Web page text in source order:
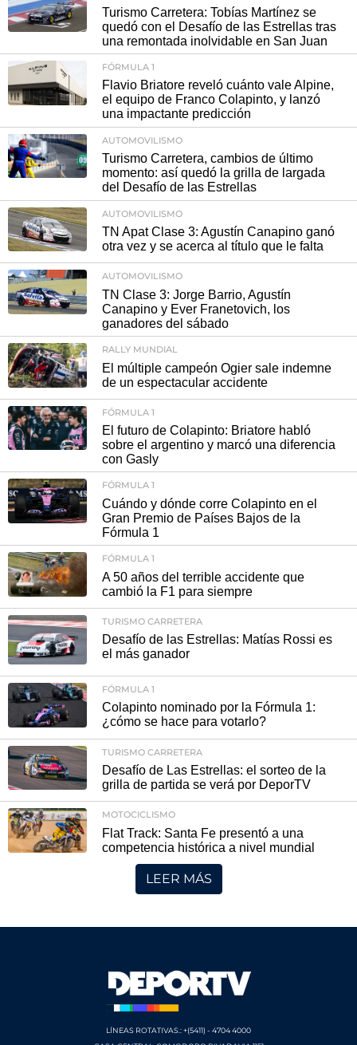
Turismo Carretera: Tobías Martínez se
quedó con el Desafío de las Estrellas tras
una remontada inolvidable en San Juan
FÓRMULA 1
Flavio Briatore reveló cuánto vale Alpine,
el equipo de Franco Colapinto, y lanzó
una impactante predicción
AUTOMOVILISMO
Turismo Carretera, cambios de último
momento: así quedó la grilla de largada
del Desafío de las Estrellas
AUTOMOVILISMO
TN Apat Clase 3: Agustín Canapino ganó
otra vez y se acerca al título que le falta
AUTOMOVILISMO
TN Clase 3: Jorge Barrio, Agustín
Canapino y Ever Franetovich, los
ganadores del sábado
RALLY MUNDIAL
El múltiple campeón Ogier sale indemne
de un espectacular accidente
FÓRMULA 1
El futuro de Colapinto: Briatore habló
sobre el argentino y marcó una diferencia
con Gasly
FÓRMULA 1
Cuándo y dónde corre Colapinto en el
Gran Premio de Países Bajos de la
Fórmula 1
FÓRMULA 1
A 50 años del terrible accidente que
cambió la F1 para siempre
TURISMO CARRETERA
Desafío de las Estrellas: Matías Rossi es
el más ganador
FÓRMULA 1
Colapinto nominado por la Fórmula 1:
¿cómo se hace para votarlo?
TURISMO CARRETERA
Desafío de Las Estrellas: el sorteo de la
grilla de partida se verá por DeporTV
MOTOCICLISMO
Flat Track: Santa Fe presentó a una
competencia histórica a nivel mundial
LEER MÁS
LÍNEAS ROTATIVAS.: +(5411) - 4704 4000